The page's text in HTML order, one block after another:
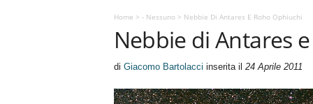
u
A
r
Home > - Nessuno> Nebbie Di Antares E Roho Ophiuchi
Nebbie di Antares
di Giacomo Bartolacci inserita il 24 Aprile 2011